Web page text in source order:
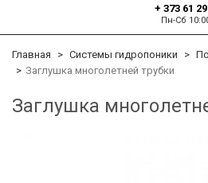
+ 373 61
Пн-Сб
Главная Системы гидропоники
Заглушка многолетней трубки
Заглушка